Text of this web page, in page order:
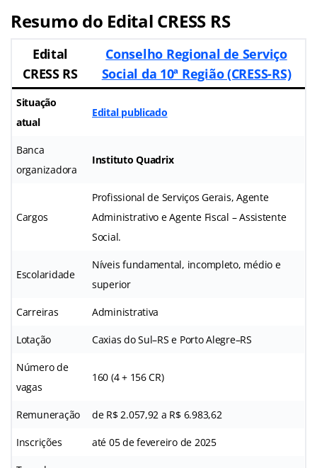
Resumo do Edital CRESS RS
Edital
CRESS RS
Conselho Regional de Serviço
Social da 10ª Região (CRESS-RS)
Situação
atual
Edital publicado
Banca
organizadora
Instituto Quadrix
Cargos
Profissional de Serviços Gerais, Agente
Administrativo e Agente Fiscal – Assistente
Social.
Escolaridade
Níveis fundamental, incompleto, médio e
superior
Carreiras Administrativa
Lotação Caxias do Sul–RS e Porto Alegre–RS
Número de
vagas
160 (4 + 156 CR)
Remuneração de R$ 2.057,92 a R$ 6.983,62
Inscrições até 05 de fevereiro de 2025